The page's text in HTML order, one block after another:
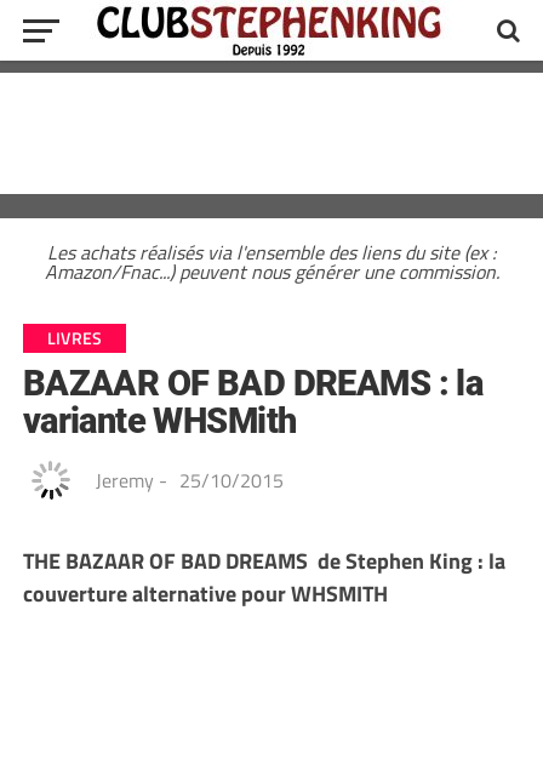
Les achats réalisés via l'ensemble des liens du site (ex :
Amazon/Fnac...) peuvent nous générer une commission.
LIVRES
BAZAAR OF BAD DREAMS : la
variante WHSMith
Jeremy - 25/10/2015
THE BAZAAR OF BAD DREAMS de Stephen King : la
couverture alternative pour WHSMITH